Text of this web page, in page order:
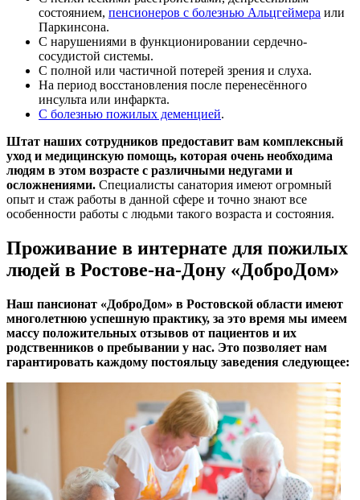
состоянием, пенсионеров с болезнью Альцгеймера или
Паркинсона.
С нарушениями в функционировании сердечно-
сосудистой системы.
С полной или частичной потерей зрения и слуха.
На период восстановления после перенесённого
инсульта или инфаркта.
С болезнью пожилых деменцией.
Штат наших сотрудников предоставит вам комплексный
уход и медицинскую помощь, которая очень необходима
людям в этом возрасте с различными недугами и
осложнениями. Специалисты санатория имеют огромный
опыт и стаж работы в данной сфере и точно знают все
особенности работы с людьми такого возраста и состояния.
Проживание в интернате для пожилых
людей в Ростове-на-Дону «ДоброДом»
Наш пансионат «ДоброДом» в Ростовской области имеют
многолетнюю успешную практику, за это время мы имеем
массу положительных отзывов от пациентов и их
родственников о пребывании у нас. Это позволяет нам
гарантировать каждому постояльцу заведения следующее: